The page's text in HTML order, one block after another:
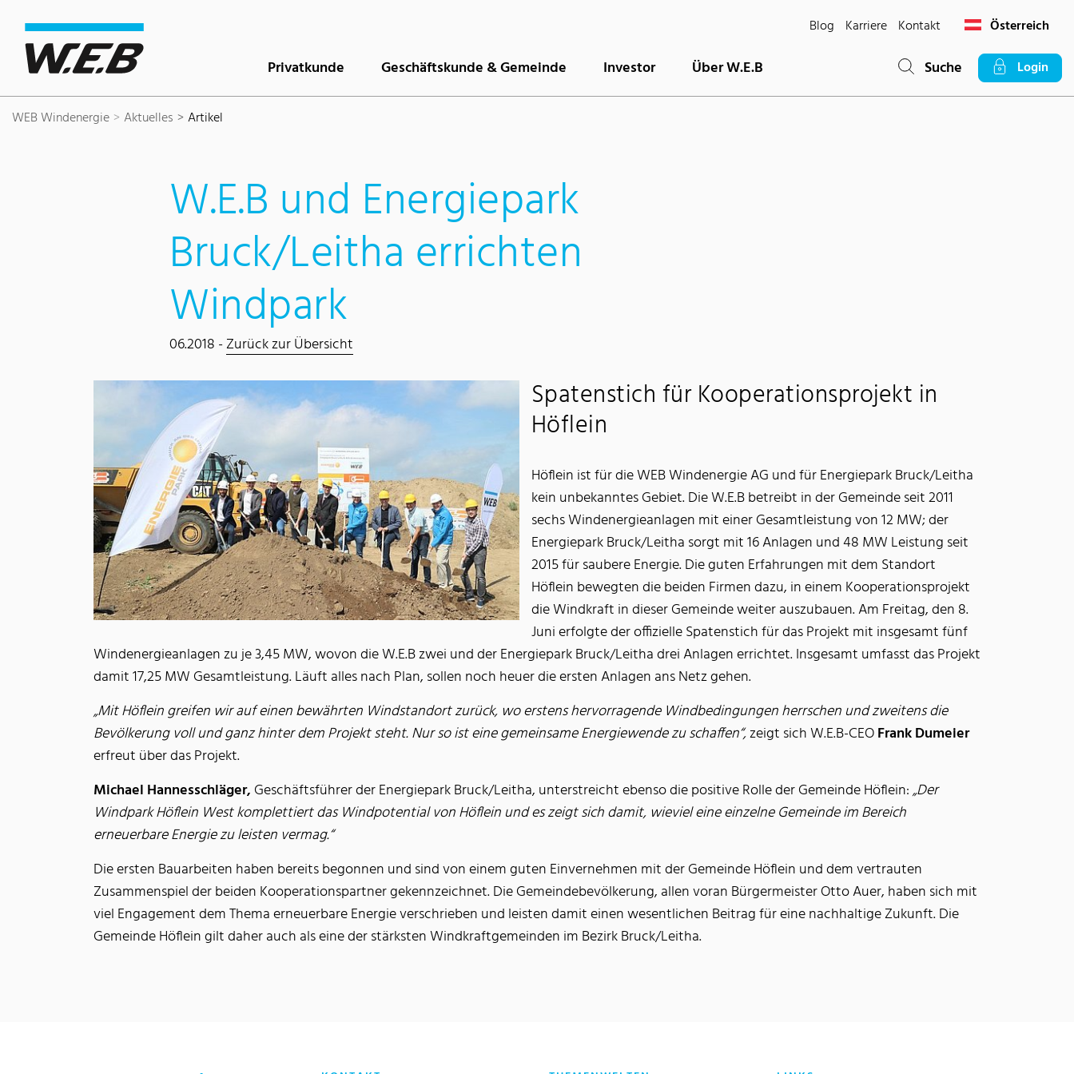
Blog Karriere Kontakt Österreich
Privatkunde Geschäftskunde & Gemeinde Investor Über W.E.B Suche Login
WEB Windenergie Aktuelles Artikel
W.E.B und Energiepark
Bruck/Leitha errichten
Windpark
06.2018 -Zurück zur Übersicht
Spatenstich für Kooperationsprojekt in
Höflein
Höflein ist für die WEB Windenergie AG und für Energiepark Bruck/Leitha
kein unbekanntes Gebiet. Die W.E.B betreibt in der Gemeinde seit 2011
sechs Windenergieanlagen mit einer Gesamtleistung von 12 MW; der
Energiepark Bruck/Leitha sorgt mit 16 Anlagen und 48 MW Leistung seit
2015 für saubere Energie. Die guten Erfahrungen mit dem Standort
Höflein bewegten die beiden Firmen dazu, in einem Kooperationsprojekt
die Windkraft in dieser Gemeinde weiter auszubauen. Am Freitag, den 8.
Juni erfolgte der offizielle Spatenstich für das Projekt mit insgesamt fünf
Windenergieanlagen zu je 3,45 MW, wovon die W.E.B zwei und der Energiepark Bruck/Leitha drei Anlagen errichtet. Insgesamt umfasst das Projekt
damit 17,25 MW Gesamtleistung. Läuft alles nach Plan, sollen noch heuer die ersten Anlagen ans Netz gehen.
„Mit Höflein greifen wir auf einen bewährten Windstandort zurück, wo erstens hervorragende Windbedingungen herrschen und zweitens die
Bevölkerung voll und ganz hinter dem Projekt steht. Nur so ist eine gemeinsame Energiewende zu schaffen“,zeigt sich W.E.B-CEOFrank Dumeier
erfreut über das Projekt.
Michael Hannesschläger, Geschäftsführer der Energiepark Bruck/Leitha, unterstreicht ebenso die positive Rolle der Gemeinde Höflein:„Der
Windpark Höflein West komplettiert das Windpotential von Höflein und es zeigt sich damit, wieviel eine einzelne Gemeinde im Bereich
erneuerbare Energie zu leisten vermag.“
Die ersten Bauarbeiten haben bereits begonnen und sind von einem guten Einvernehmen mit der Gemeinde Höflein und dem vertrauten
Zusammenspiel der beiden Kooperationspartner gekennzeichnet. Die Gemeindebevölkerung, allen voran Bürgermeister Otto Auer, haben sich mit
viel Engagement dem Thema erneuerbare Energie verschrieben und leisten damit einen wesentlichen Beitrag für eine nachhaltige Zukunft. Die
Gemeinde Höflein gilt daher auch als eine der stärksten Windkraftgemeinden im Bezirk Bruck/Leitha.